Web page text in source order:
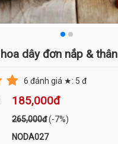
dây đơn nắp &
6 đánh giá ★: 5 đ
185,000đ
265,000đ(-7%)
NODA027